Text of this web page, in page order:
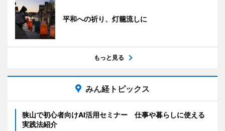
平和への祈り、灯籠流しに
もっと見る
みん経トピックス
狭山で初心者向けAI活用セミナー 仕事や暮らしに使える
実践法紹介